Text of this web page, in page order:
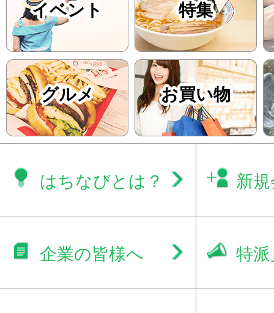
イベント 特集
グルメ お買い物
はちなびとは？ 新
企業の皆様へ 特